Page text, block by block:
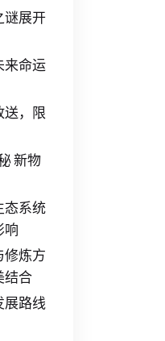
谜展开
来命运
送，限
新物
态系统
响
修炼方
结合
展路线